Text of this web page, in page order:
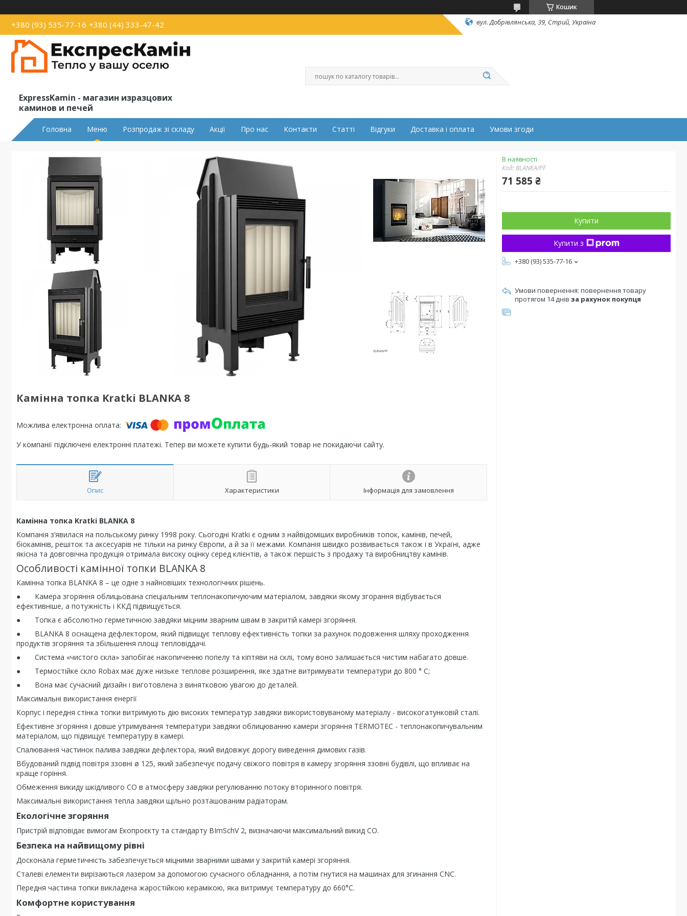
Кошик
+380 (93) 535-77-16 +380 (44) 333-47-42 вул. Добрівлянська, 39, Стрий, Україна
ExpressKamin - магазин изразцових
каминов и печей
Головна Меню Розпродаж зі складу Акції Про нас Контакти Статті Відгуки Доставка і оплата Умови згоди
Камінна топка Kratki BLANKA 8
У компанії підключені електронні платежі. Тепер ви можете купити будь-який товар не покидаючи сайту.
Опис Характеристики Інформація для замовлення
Камінна топка Kratki BLANKA 8
Компанія з’явилася на польському ринку 1998 року. Сьогодні Kratki є одним з найвідоміших виробників топок, камінів, печей,
біокамінів, решіток та аксесуарів не тільки на ринку Європи, а й за її межами. Компанія швидко розвивається також і в Україні, адже
якісна та довговічна продукція отримала високу оцінку серед клієнтів, а також першість з продажу та виробництву камінів.
Особливості камінної топки BLANKA 8
Камінна топка BLANKA 8 – це одне з найновіших технологічних рішень.
● Камера згоряння облицьована спеціальним теплонакопичуючим матеріалом, завдяки якому згорання відбувається
ефективніше, а потужність і ККД підвищується.
● Топка є абсолютно герметичною завдяки міцним зварним швам в закритій камері згоряння.
● BLANKA 8 оснащена дефлектором, який підвищує теплову ефективність топки за рахунок подовження шляху проходження
продуктів згоряння та збільшення площі тепловіддачі.
● Система «чистого скла» запобігає накопиченню попелу та кіптяви на склі, тому воно залишається чистим набагато довше.
● Термостійке скло Robax має дуже низьке теплове розширення, яке здатне витримувати температури до 800 ° C;
● Вона має сучасний дизайн і виготовлена з винятковою увагою до деталей.
Максимальні використання енергії
Корпус і передня стінка топки витримують дію високих температур завдяки використовуваному матеріалу - високогатунковій сталі.
Ефективне згоряння і довше утримування температури завдяки облицюванню камери згоряння TERMOTEC - теплонакопичувальним
матеріалом, що підвищує температуру в камері.
Спалювання частинок палива завдяки дефлектора, який видовжує дорогу виведення димових газів.
Вбудований підвід повітря ззовні ø 125, який забезпечує подачу свіжого повітря в камеру згоряння ззовні будівлі, що впливає на
краще горіння.
Обмеження викиду шкідливого СО в атмосферу завдяки регулюванню потоку вторинного повітря.
Максимальні використання тепла завдяки щільно розташованим радіаторам.
Екологічне згоряння
Пристрій відповідає вимогам Екопроєкту та стандарту BImSchV 2, визначаючи максимальний викид CO.
Безпека на найвищому рівні
Досконала герметичність забезпечується міцними зварними швами у закритій камері згоряння.
Сталеві елементи вирізаються лазером за допомогою сучасного обладнання, а потім гнутися на машинах для згинання CNC.
Передня частина топки викладена жаростійкою керамікою, яка витримує температуру до 660°C.
Комфортне користування
В наявності
Код:BLANKA/PF
71 585 ₴
Купити
Купити з
+380 (93) 535-77-16
повернення товару
протягом 14 днів за рахунок покупця